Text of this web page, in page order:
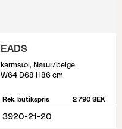
EADS
karmstol, Natur/beige
W64 D68 H86 cm
Rek. butikspris 2 790 SEK
3920-21-20